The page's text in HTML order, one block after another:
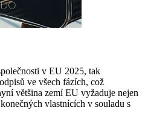
v EU 2025, tak
ve všech fázích, což
většina zemí EU vyžaduje nejen
vlastnících v souladu s